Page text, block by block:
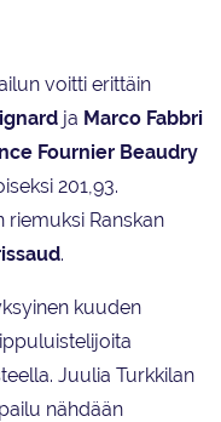
voitti erittäin
ja Marco Fabbri
Fournier Beaudry
201,93.
riemuksi Ranskan
.
kuuden
Juulia Turkkilan
nähdään